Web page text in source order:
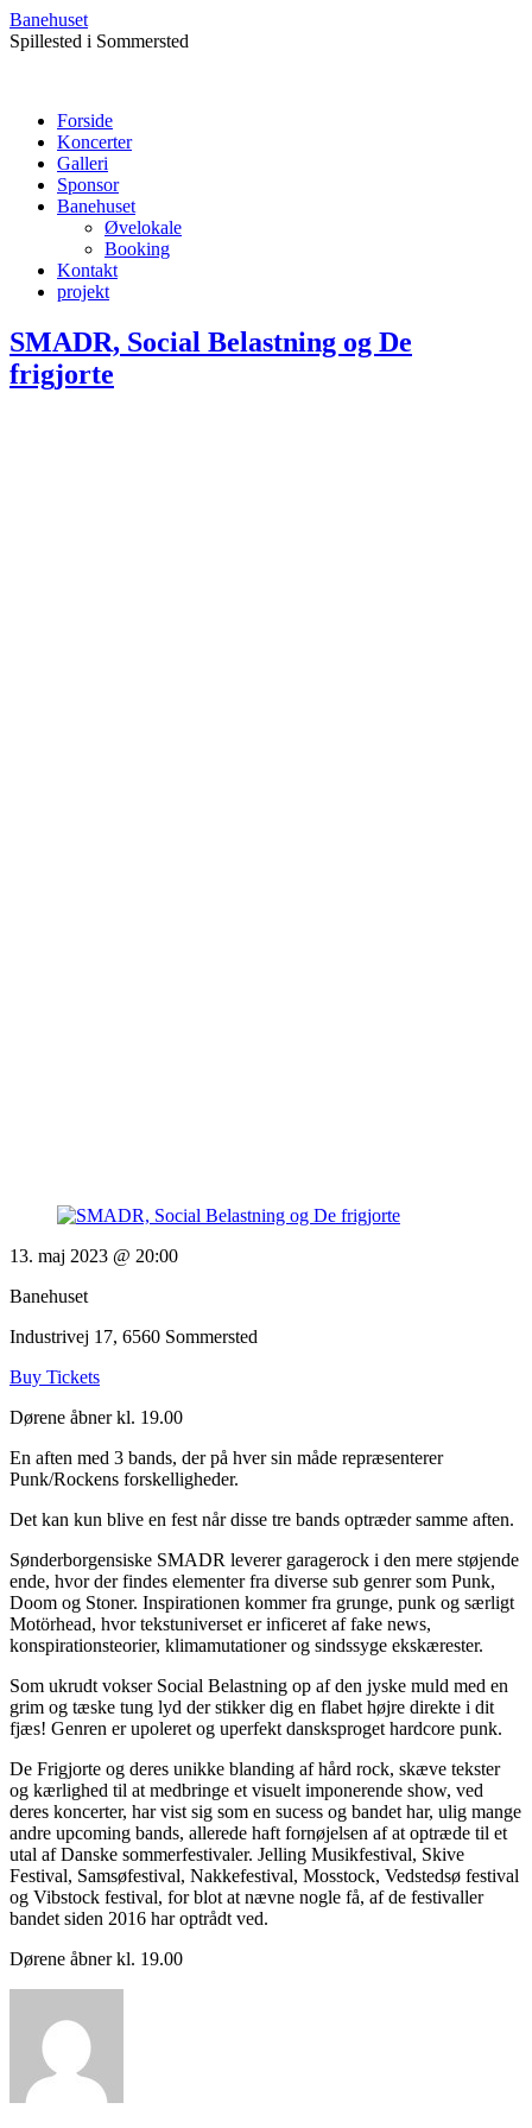
Banehuset
Spillested i Sommersted
Forside
Koncerter
Galleri
Sponsor
Banehuset
Øvelokale
Booking
Kontakt
projekt
SMADR, Social Belastning og De
frigjorte
13. maj 2023 @ 20:00
Banehuset
Industrivej 17, 6560 Sommersted
Buy Tickets
Dørene åbner kl. 19.00
En aften med 3 bands, der på hver sin måde repræsenterer
Punk/Rockens forskelligheder.
Det kan kun blive en fest når disse tre bands optræder samme aften.
Sønderborgensiske SMADR leverer garagerock i den mere støjende
ende, hvor der findes elementer fra diverse sub genrer som Punk,
Doom og Stoner. Inspirationen kommer fra grunge, punk og særligt
Motörhead, hvor tekstuniverset er inficeret af fake news,
konspirationsteorier, klimamutationer og sindssyge ekskærester.
Som ukrudt vokser Social Belastning op af den jyske muld med en
grim og tæske tung lyd der stikker dig en flabet højre direkte i dit
fjæs! Genren er upoleret og uperfekt dansksproget hardcore punk.
De Frigjorte og deres unikke blanding af hård rock, skæve tekster
og kærlighed til at medbringe et visuelt imponerende show, ved
deres koncerter, har vist sig som en sucess og bandet har, ulig mange
andre upcoming bands, allerede haft fornøjelsen af at optræde til et
utal af Danske sommerfestivaler. Jelling Musikfestival, Skive
Festival, Samsøfestival, Nakkefestival, Mosstock, Vedstedsø festival
og Vibstock festival, for blot at nævne nogle få, af de festivaller
bandet siden 2016 har optrådt ved.
Dørene åbner kl. 19.00